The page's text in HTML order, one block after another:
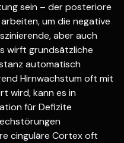
sein – der posteriore
um die negative
aber auch
wirft grundsätzliche
automatisch
Hirnwachstum oft mit
wird, kann es in
für Defizite
cinguläre Cortex oft